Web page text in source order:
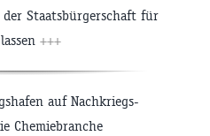
Staatsbürgerschaft für
+++
auf Nachkriegs-
Chemiebranche